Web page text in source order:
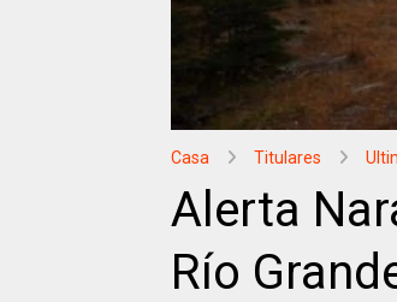
Casa Titulares
Alerta
Río